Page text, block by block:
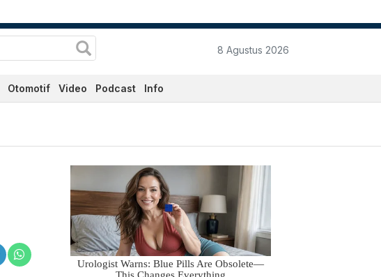
8 Agustus 2026
Otomotif Video Podcast Info